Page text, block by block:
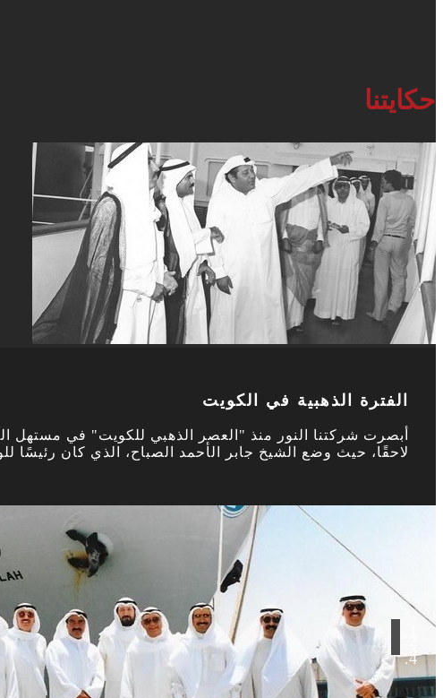
حكايتنا
الفترة الذهبية في الكويت
أبصرت شركتنا النور منذ "العصر الذهبي للكويت" في مستهل
لاحقًا، حيث وضع الشيخ جابر الأحمد الصباح، الذي كان رئيسًا